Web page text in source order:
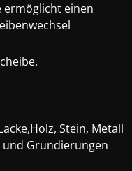
ermöglicht einen
Stein, Metall
Grundierungen